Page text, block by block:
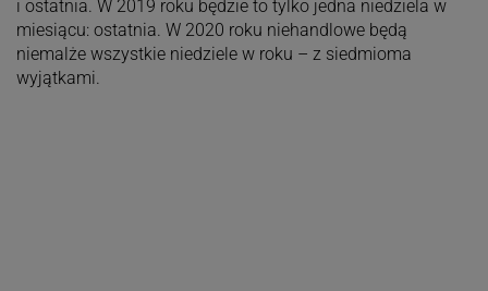
i ostatnia. W 2019 roku będzie to tylko jedna niedziela w
miesiącu: ostatnia. W 2020 roku niehandlowe będą
niemalże wszystkie niedziele w roku – z siedmioma
wyjątkami.